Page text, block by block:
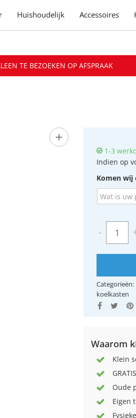
Huishoudelijk Accessoires
TE BEZOEKEN OP AFSPRAAK
+
1-3
Indien op
Komen wij
-
Categorieën:
koelkasten
Waarom
Klein
Oude
Eigen